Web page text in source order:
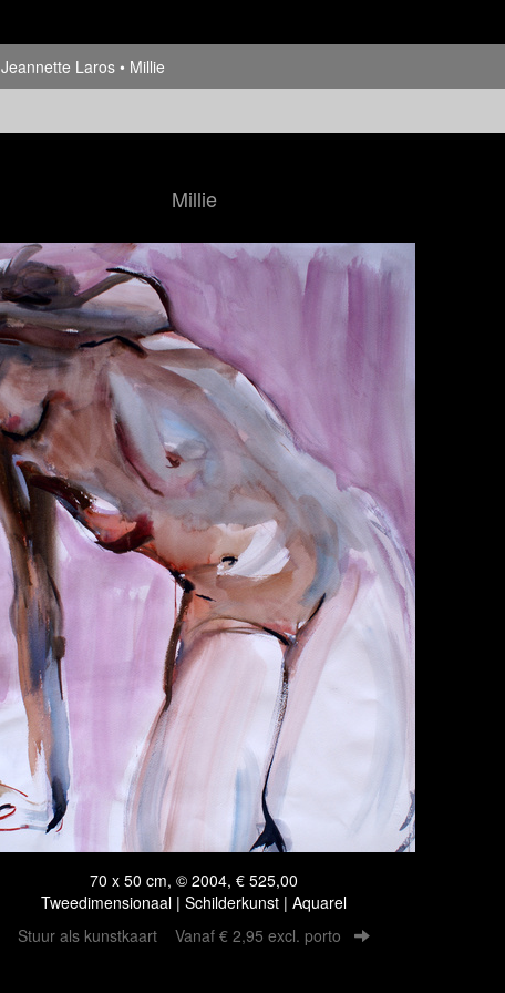
Jeannette Laros
Millie
Millie
70 x 50 cm, © 2004, € 525,00
Tweedimensionaal | Schilderkunst | Aquarel
Stuur als kunstkaart Vanaf € 2,95 excl. porto